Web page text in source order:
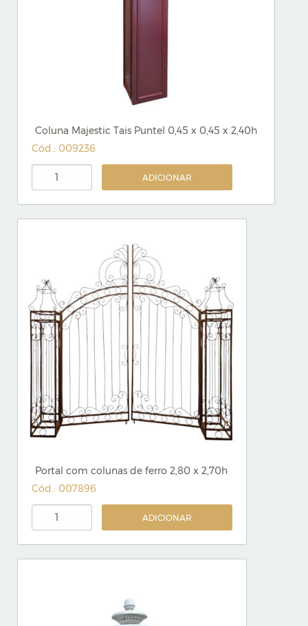
Coluna Majestic Tais Puntel 0,45 x 0,45 x 2,40h
Cód.: 009236
ADICIONAR
Portal com colunas de ferro 2,80 x 2,70h
Cód.: 007896
ADICIONAR